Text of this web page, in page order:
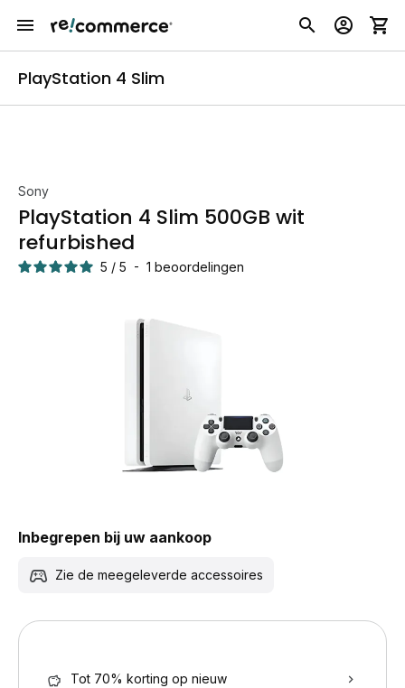
PlayStation 4 Slim
Sony
PlayStation 4 Slim 500GB wit
refurbished
5 / 5 - 1 beoordelingen
Inbegrepen bij uw aankoop
Zie de meegeleverde accessoires
Tot 70% korting op nieuw